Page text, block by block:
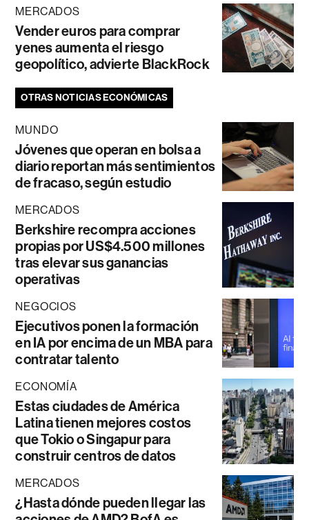
MERCADOS
Vender euros para comprar
yenes aumenta el riesgo
geopolítico, advierte BlackRock
OTRAS NOTICIAS ECONÓMICAS
MUNDO
Jóvenes que operan en bolsa a
diario reportan más sentimientos
de fracaso, según estudio
MERCADOS
Berkshire recompra acciones
propias por US$4.500 millones
tras elevar sus ganancias
operativas
NEGOCIOS
Ejecutivos ponen la formación
en IA por encima de un MBA para
contratar talento
ECONOMÍA
Estas ciudades de América
Latina tienen mejores costos
que Tokio o Singapur para
construir centros de datos
MERCADOS
¿Hasta dónde pueden llegar las